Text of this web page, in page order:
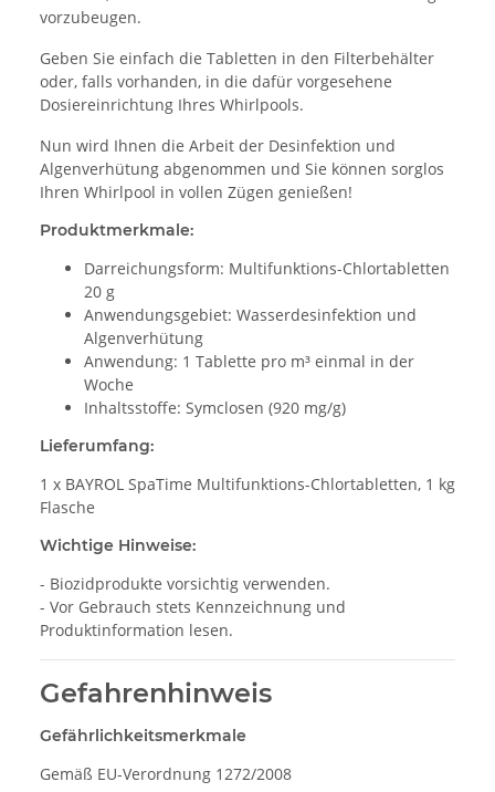
vorzubeugen.
Geben Sie einfach die Tabletten in den Filterbehälter
oder, falls vorhanden, in die dafür vorgesehene
Dosiereinrichtung Ihres Whirlpools.
Nun wird Ihnen die Arbeit der Desinfektion und
Algenverhütung abgenommen und Sie können sorglos
Ihren Whirlpool in vollen Zügen genießen!
Produktmerkmale:
Darreichungsform: Multifunktions-Chlortabletten
20 g
Anwendungsgebiet: Wasserdesinfektion und
Algenverhütung
Anwendung: 1 Tablette pro m³ einmal in der
Woche
Inhaltsstoffe: Symclosen (920 mg/g)
Lieferumfang:
1 x BAYROL SpaTime Multifunktions-Chlortabletten, 1 kg
Flasche
Wichtige Hinweise:
- Biozidprodukte vorsichtig verwenden.
- Vor Gebrauch stets Kennzeichnung und
Produktinformation lesen.
Gefahrenhinweis
Gefährlichkeitsmerkmale
Gemäß EU-Verordnung 1272/2008